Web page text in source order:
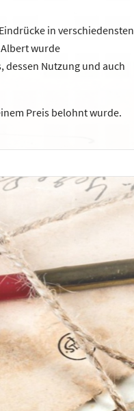
in verschiedensten
wurde
Nutzung und auch
Preis belohnt wurde.